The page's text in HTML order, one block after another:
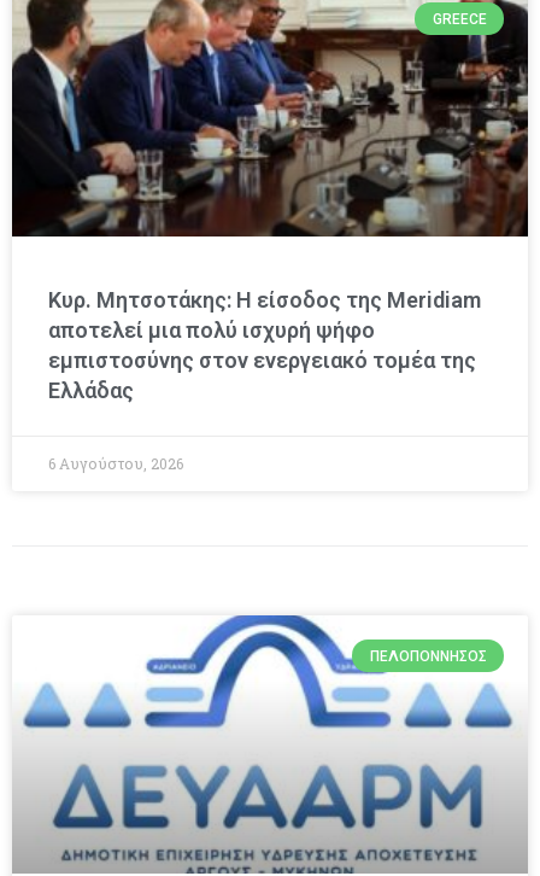
GREECE
Κυρ. Μητσοτάκης: Η είσοδος της Meridiam
αποτελεί μια πολύ ισχυρή ψήφο
εμπιστοσύνης στον ενεργειακό τομέα της
Ελλάδας
6 Αυγούστου, 2026
ΠΕΛΟΠΌΝΝΗΣΟΣ